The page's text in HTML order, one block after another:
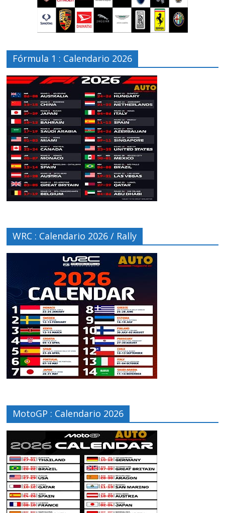
Fórmula 1 : Calendario 2026
WRC : Calendario 2026 / Rally
MotoGP : Calendario 2026